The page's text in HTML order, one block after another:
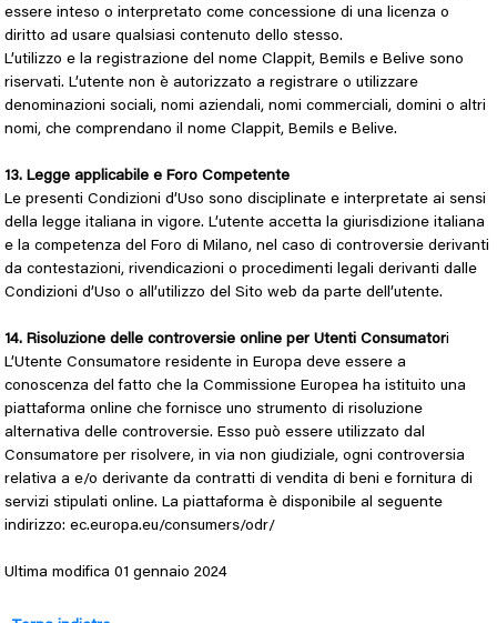
essere inteso o interpretato come concessione di una licenza o
diritto ad usare qualsiasi contenuto dello stesso.
L’utilizzo e la registrazione del nome Clappit, Bemils e Belive sono
riservati. L’utente non è autorizzato a registrare o utilizzare
denominazioni sociali, nomi aziendali, nomi commerciali, domini o altri
nomi, che comprendano il nome Clappit, Bemils e Belive.
13. Legge applicabile e Foro Competente
Le presenti Condizioni d’Uso sono disciplinate e interpretate ai sensi
della legge italiana in vigore. L’utente accetta la giurisdizione italiana
e la competenza del Foro di Milano, nel caso di controversie derivanti
da contestazioni, rivendicazioni o procedimenti legali derivanti dalle
Condizioni d’Uso o all’utilizzo del Sito web da parte dell’utente.
14. Risoluzione delle controversie online per Utenti Consumatori
L’Utente Consumatore residente in Europa deve essere a
conoscenza del fatto che la Commissione Europea ha istituito una
piattaforma online che fornisce uno strumento di risoluzione
alternativa delle controversie. Esso può essere utilizzato dal
Consumatore per risolvere, in via non giudiziale, ogni controversia
relativa a e/o derivante da contratti di vendita di beni e fornitura di
servizi stipulati online. La piattaforma è disponibile al seguente
indirizzo: ec.europa.eu/consumers/odr/
Ultima modifica 01 gennaio 2024